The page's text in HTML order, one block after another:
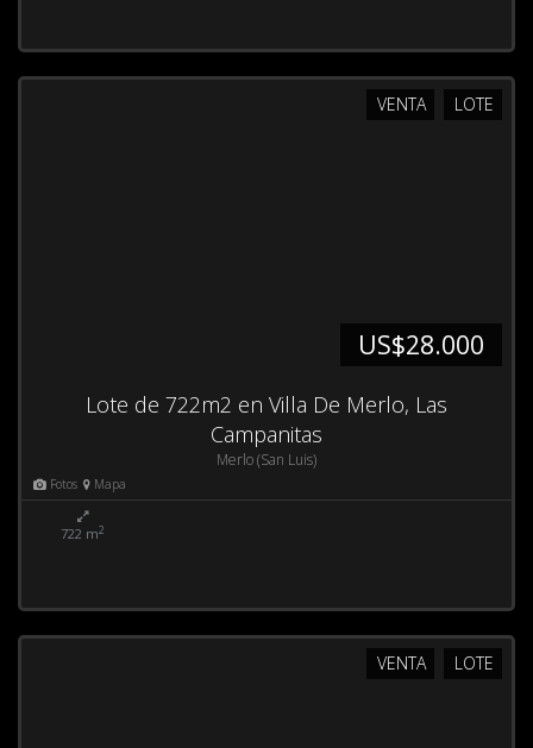
LOTE
VENTA
US$28.000
Lote de 722m2 en Villa De Merlo, Las
Campanitas
Merlo (San Luis)
Fotos Mapa
722 m2
LOTE
VENTA